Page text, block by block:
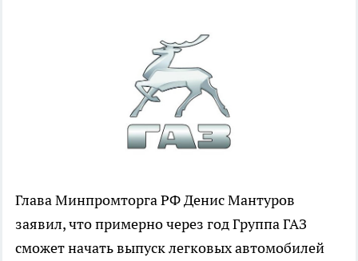
Глава Минпромторга РФ Денис Мантуров
заявил, что примерно через год Группа ГАЗ
сможет начать выпуск легковых автомобилей